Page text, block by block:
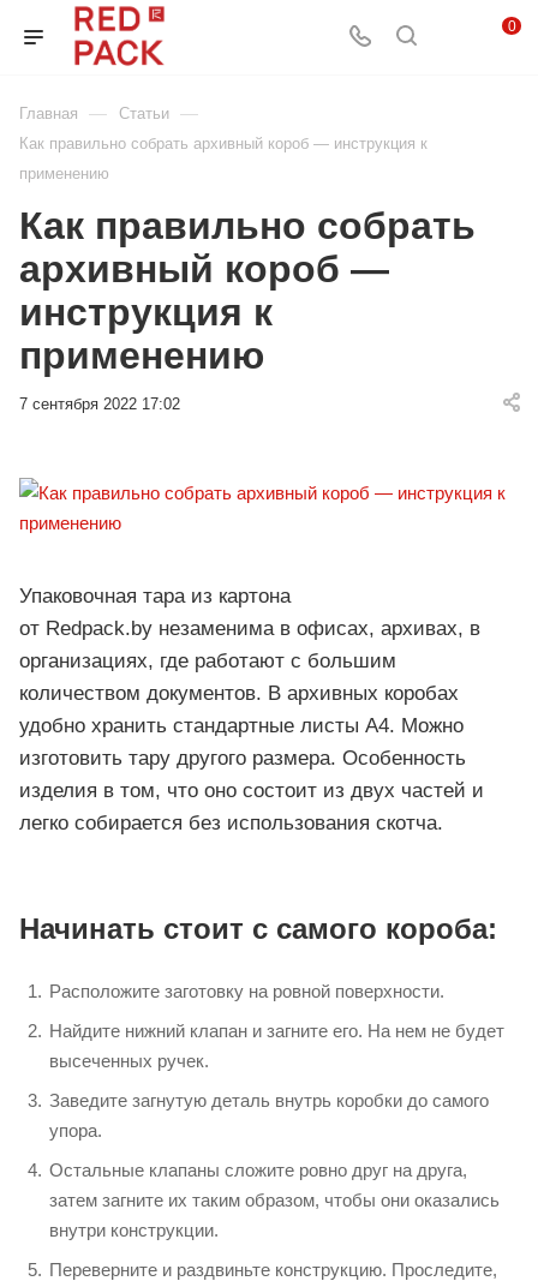
0
Главная — Статьи —
Как правильно собрать архивный короб — инструкция к
применению
Как правильно собрать
архивный короб —
инструкция к
применению
7 сентября 2022 17:02
Упаковочная тара из картона
от Redpack.by незаменима в офисах, архивах, в
организациях, где работают с большим
количеством документов. В архивных коробах
удобно хранить стандартные листы А4. Можно
изготовить тару другого размера. Особенность
изделия в том, что оно состоит из двух частей и
легко собирается без использования скотча.
Начинать стоит с самого короба:
Расположите заготовку на ровной поверхности.
Найдите нижний клапан и загните его. На нем не будет
высеченных ручек.
Заведите загнутую деталь внутрь коробки до самого
упора.
Остальные клапаны сложите ровно друг на друга,
затем загните их таким образом, чтобы они оказались
внутри конструкции.
Переверните и раздвиньте конструкцию. Проследите,